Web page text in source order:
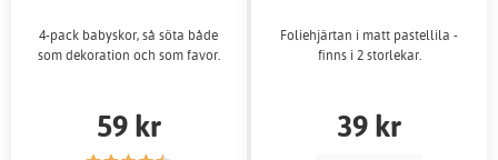
4-pack babyskor, så söta både
som dekoration och som favor.
59 kr
Foliehjärtan i matt pastellila -
finns i 2 storlekar.
39 kr